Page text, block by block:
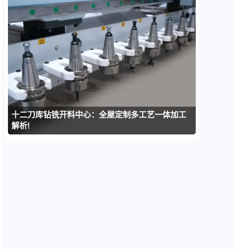
十二刀库钻铣开料中心：全屋定制多工艺一体加工
解析!